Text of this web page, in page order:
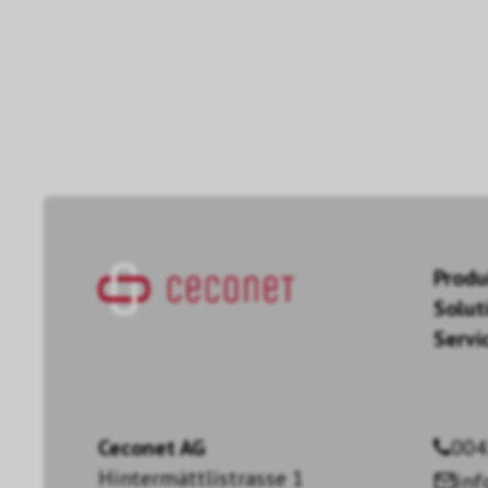
Ceconet AG
Hintermättlistrasse 1